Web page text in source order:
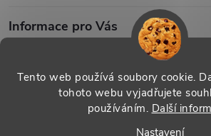
Tento web používá soubory cookie.
tohoto webu vyjadřujete
používáním. Další
Nastavení
Informace pro Vás
Copyright 2026 . Všechna
nastavení cookies